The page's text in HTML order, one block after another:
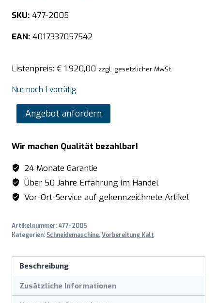
SKU: 477-2005
EAN: 4017337057542
Listenpreis: € 1.920,00 zzgl. gesetzlicher MwSt.
Nur noch 1 vorrätig
SARO
Fuß
Volano
F300
VO
L
Menge
Angebot anfordern
Wir machen Qualität bezahlbar!
24 Monate Garantie
Über 50 Jahre Erfahrung im Handel
Vor-Ort-Service auf gekennzeichnete Artikel
Artikelnummer:477-2005
Kategorien: Schneidemaschine,Vorbereitung Kalt
Beschreibung
Zusätzliche Informationen